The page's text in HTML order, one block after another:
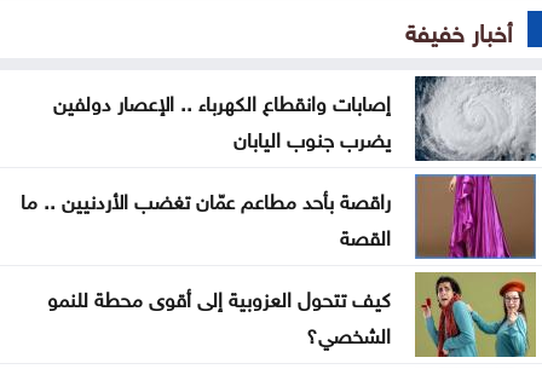
ضبط اعتداءات جديدة على المياه في منطقة بيرين
دورة تدريبية بمركز البحوث الدوائية والتشخيصية في
عمان الاهلية حول الهندسة الطبية الحيوية
تحذير من إطلاق العيارات النارية وإغلاق الطرق باحتفالات
التوجيهي
التكنولوجيا الزراعية في عمان الأهلية تشارك بفعاليات
اليوم العالمي لمكافحة التصحر والجفاف 2026
أخبار خفيفة
إصابات وانقطاع الكهرباء .. الإعصار دولفين
يضرب جنوب اليابان
راقصة بأحد مطاعم عمّان تغضب الأردنيين .. ما
القصة
كيف تتحول العزوبية إلى أقوى محطة للنمو
الشخصي؟